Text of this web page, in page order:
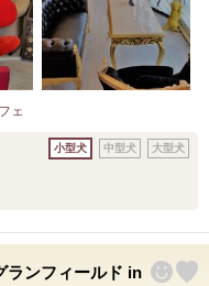
ェ
小型犬 中型犬 大型犬
ランフィールド in